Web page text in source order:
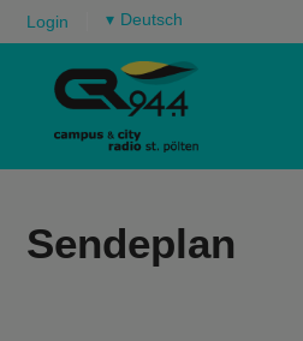
Login ▾
Sendeplan